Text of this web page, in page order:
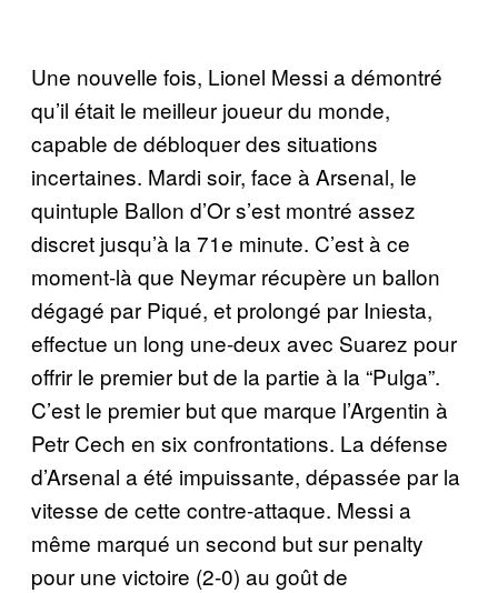
Une nouvelle fois, Lionel Messi a démontré
qu’il était le meilleur joueur du monde,
capable de débloquer des situations
incertaines. Mardi soir, face à Arsenal, le
quintuple Ballon d’Or s’est montré assez
discret jusqu’à la 71e minute. C’est à ce
moment-là que Neymar récupère un ballon
dégagé par Piqué, et prolongé par Iniesta,
effectue un long une-deux avec Suarez pour
offrir le premier but de la partie à la “Pulga”.
C’est le premier but que marque l’Argentin à
Petr Cech en six confrontations. La défense
d’Arsenal a été impuissante, dépassée par la
vitesse de cette contre-attaque. Messi a
même marqué un second but sur penalty
pour une victoire (2-0) au goût de